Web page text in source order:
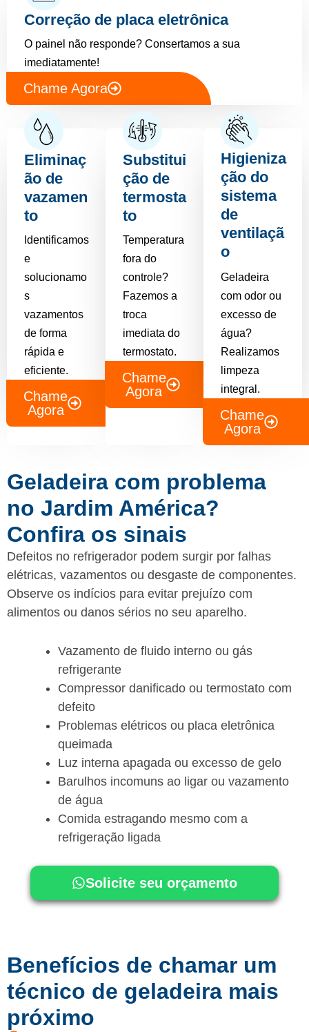
Correção de placa eletrônica
O painel não responde? Consertamos a sua
imediatamente!
Chame Agora
Eliminaç
ão de
vazamen
to
Identificamos
e
solucionamo
s
vazamentos
de forma
rápida e
eficiente.
Chame
Agora
Substitui
ção de
termosta
to
Temperatura
fora do
controle?
Fazemos a
troca
imediata do
termostato.
Chame
Agora
Higieniza
ção do
sistema
de
ventilaçã
o
Geladeira
com odor ou
excesso de
água?
Realizamos
limpeza
integral.
Chame
Agora
Geladeira com problema
no Jardim América?
Confira os sinais
Defeitos no refrigerador podem surgir por falhas
elétricas, vazamentos ou desgaste de componentes.
Observe os indícios para evitar prejuízo com
alimentos ou danos sérios no seu aparelho.
Vazamento de fluido interno ou gás
refrigerante
Compressor danificado ou termostato com
defeito
Problemas elétricos ou placa eletrônica
queimada
Luz interna apagada ou excesso de gelo
Barulhos incomuns ao ligar ou vazamento
de água
Comida estragando mesmo com a
refrigeração ligada
Solicite seu orçamento
Benefícios de chamar um
técnico de geladeira mais
próximo